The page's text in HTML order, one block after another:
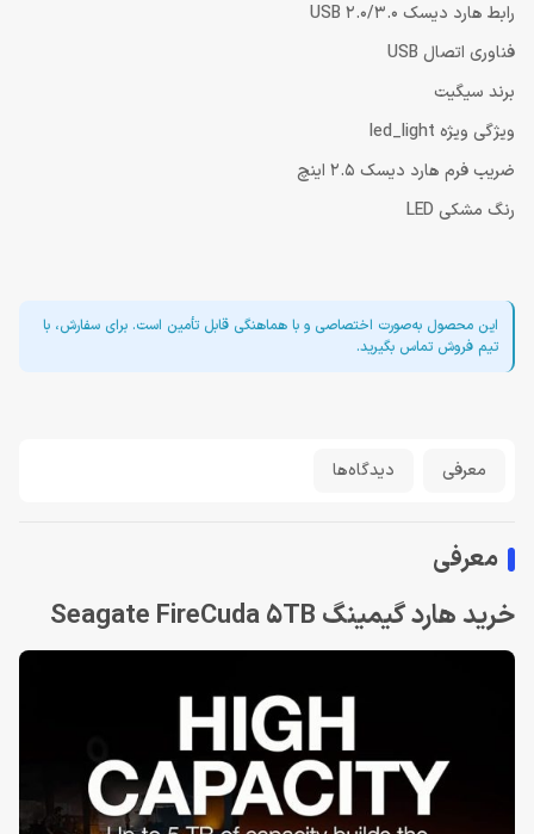
رابط هارد دیسک USB 2.0/3.0
فناوری اتصال USB
برند سیگیت
ویژگی ویژه led_light
ضریب فرم هارد دیسک 2.5 اینچ
رنگ مشکی LED
این محصول به‌صورت اختصاصی و با هماهنگی قابل تأمین است. برای سفارش، با
تیم فروش تماس بگیرید.
معرفی دیدگاه‌ها
معرفی
خرید هارد گیمینگ Seagate FireCuda 5TB